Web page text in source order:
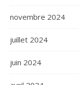
novembre 2024
juillet 2024
juin 2024